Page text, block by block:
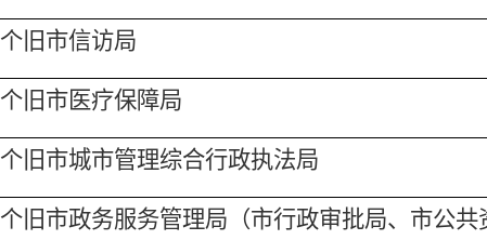
个旧市信访局
个旧市医疗保障局
个旧市城市管理综合行政执法局
个旧市政务服务管理局（市行政审批局、市公共